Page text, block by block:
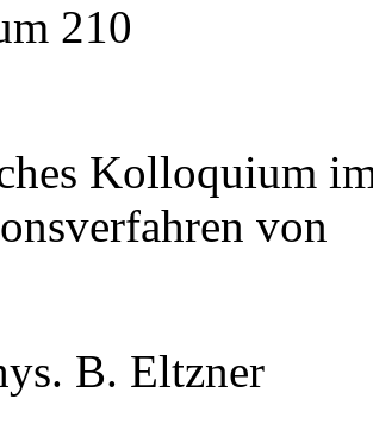
210
Kolloquium
von
B. Eltzner